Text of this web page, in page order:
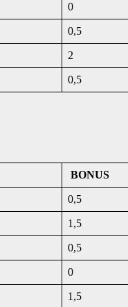
0
0,5
2
0,5
BONUS
0,5
1,5
0,5
0
1,5